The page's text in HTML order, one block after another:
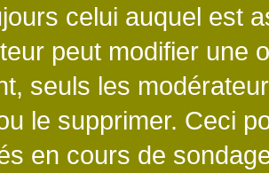
celui auquel est
peut modifier une
seuls les
le supprimer. Ceci
en cours de